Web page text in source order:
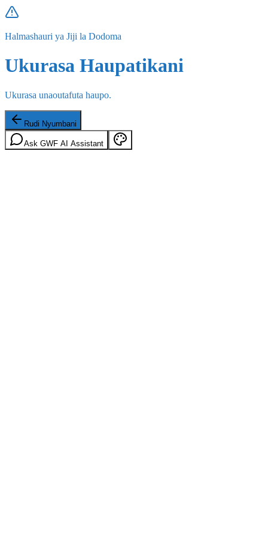
Halmashauri ya Jiji la Dodoma
Ukurasa Haupatikani
Ukurasa unaoutafuta haupo.
Rudi Nyumbani
Ask GWF AI Assistant